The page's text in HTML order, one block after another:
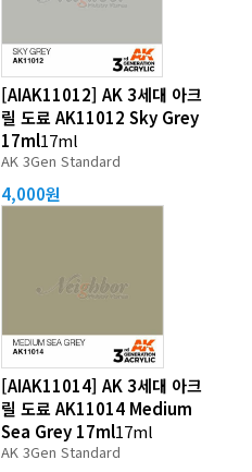
[AIAK11012] AK 3세대 아크
릴 도료 AK11012 Sky Grey
17ml17ml
AK 3Gen Standard
4,000원
[AIAK11014] AK 3세대 아크
릴 도료 AK11014 Medium
Sea Grey 17ml17ml
AK 3Gen Standard